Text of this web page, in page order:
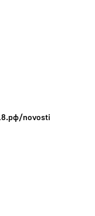
novosti